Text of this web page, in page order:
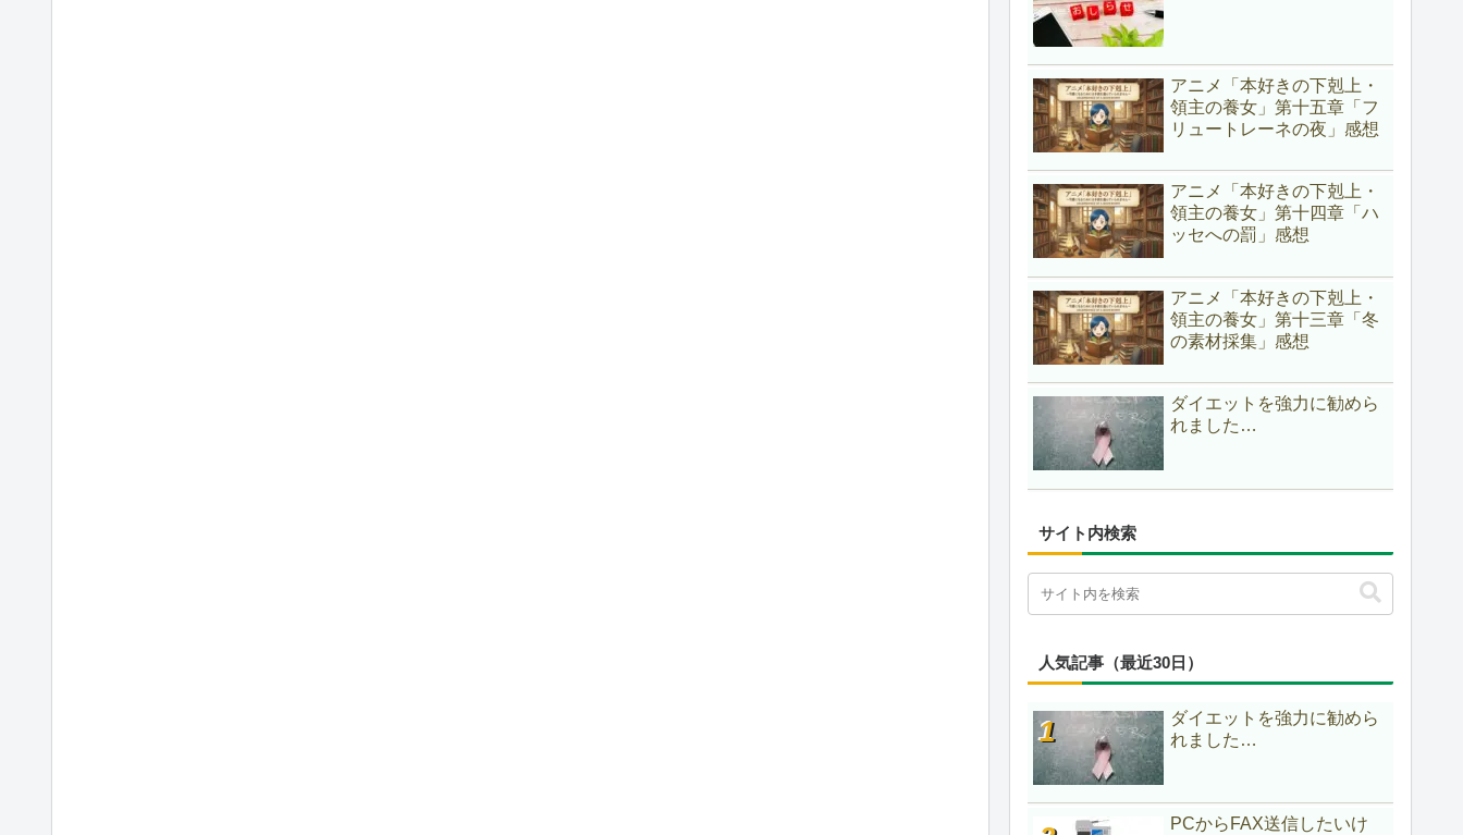
アニメ「本好きの下剋上・
領主の養女」第十五章「フ
リュートレーネの夜」感想
アニメ「本好きの下剋上・
領主の養女」第十四章「ハ
ッセへの罰」感想
アニメ「本好きの下剋上・
領主の養女」第十三章「冬
の素材採集」感想
ダイエットを強力に勧めら
れました…
サイト内検索
人気記事（最近30日）
ダイエットを強力に勧めら
れました…
PCからFAX送信したいけ